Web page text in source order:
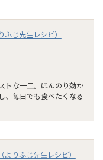
じ先生レシピ）
トな一皿。ほんのり効か
、毎日でも食べたくなる
りふじ先生レシピ）